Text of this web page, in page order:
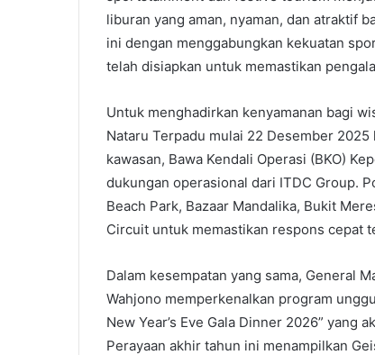
liburan yang aman, nyaman, dan atraktif
ini dengan menggabungkan kekuatan
telah disiapkan untuk memastikan
Untuk menghadirkan kenyamanan bagi
Nataru Terpadu mulai 22 Desember
kawasan, Bawa Kendali Operasi (BKO)
dukungan operasional dari ITDC Group.
Beach Park, Bazaar Mandalika, Bukit
Circuit untuk memastikan respons cepat
Dalam kesempatan yang sama, General
Wahjono memperkenalkan program
New Year’s Eve Gala Dinner 2026” yang
Perayaan akhir tahun ini menampilkan